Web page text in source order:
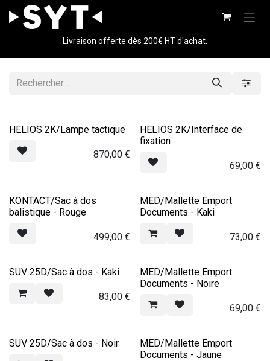
Se rendre au contenu
Livraison offerte dès 200€ HT d'achat.
HELIOS 2K/Lampe tactique
870,00€
HELIOS 2K/Interface de
fixation
69,00€
KONTACT/Sac à dos
balistique - Rouge
499,00€
MED/Mallette Emport
Documents - Kaki
73,00€
SUV 25D/Sac à dos - Kaki
83,00€
MED/Mallette Emport
Documents - Noire
69,00€
SUV 25D/Sac à dos - Noir
MED/Mallette Emport
Documents - Jaune